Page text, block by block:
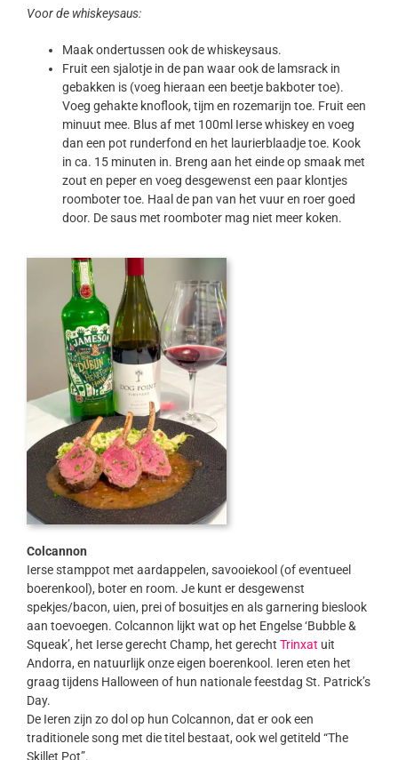
Voor de whiskeysaus:
Maak ondertussen ook de whiskeysaus.
Fruit een sjalotje in de pan waar ook de lamsrack in
gebakken is (voeg hieraan een beetje bakboter toe).
Voeg gehakte knoflook, tijm en rozemarijn toe. Fruit een
minuut mee. Blus af met 100ml Ierse whiskey en voeg
dan een pot runderfond en het laurierblaadje toe. Kook
in ca. 15 minuten in. Breng aan het einde op smaak met
zout en peper en voeg desgewenst een paar klontjes
roomboter toe. Haal de pan van het vuur en roer goed
door. De saus met roomboter mag niet meer koken.
Colcannon
Ierse stamppot met aardappelen, savooiekool (of eventueel
boerenkool), boter en room. Je kunt er desgewenst
spekjes/bacon, uien, prei of bosuitjes en als garnering bieslook
aan toevoegen. Colcannon lijkt wat op het Engelse ‘Bubble &
Squeak’, het Ierse gerecht Champ, het gerecht Trinxat uit
Andorra, en natuurlijk onze eigen boerenkool. Ieren eten het
graag tijdens Halloween of hun nationale feestdag St. Patrick’s
Day.
De Ieren zijn zo dol op hun Colcannon, dat er ook een
traditionele song met die titel bestaat, ook wel getiteld “The
Skillet Pot”.